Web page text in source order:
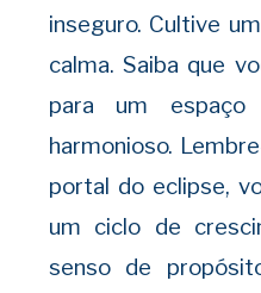
inseguro. Cultive
calma. Saiba que
para um espaço
harmonioso.
portal do eclipse,
um ciclo de
senso de